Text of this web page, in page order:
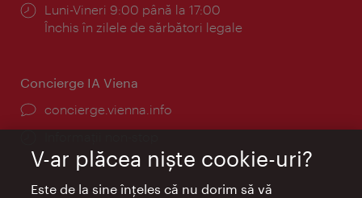
Program:
Luni-Vineri 9:00 până la 17:00
Închis în zilele de sărbători legale
Concierge IA Viena
concierge.vienna.info
V-ar plăcea nişte cookie-uri?
Este de la sine înţeles că nu dorim să vă